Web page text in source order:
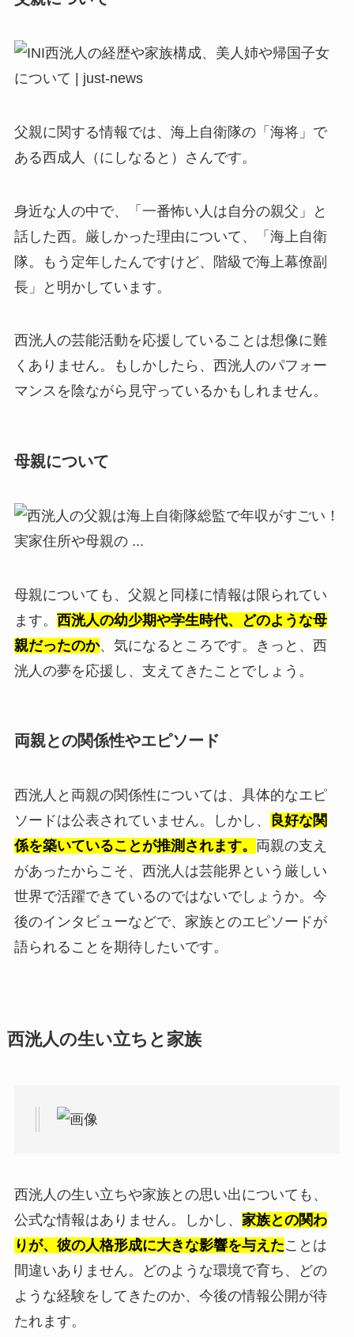
父親に関する情報では、海上自衛隊の「海将」で
ある西成人（にしなると）さんです。
身近な人の中で、「一番怖い人は自分の親父」と
話した西。厳しかった理由について、「海上自衛
隊。もう定年したんですけど、階級で海上幕僚副
長」と明かしています。
西洸人の芸能活動を応援していることは想像に難
くありません。もしかしたら、西洸人のパフォー
マンスを陰ながら見守っているかもしれません。
母親について
母親についても、父親と同様に情報は限られてい
ます。 西洸人の幼少期や学生時代、どのような母
親だったのか、気になるところです。きっと、西
洸人の夢を応援し、支えてきたことでしょう。
両親との関係性やエピソード
西洸人と両親の関係性については、具体的なエピ
ソードは公表されていません。しかし、
良好な関
係を築いていることが推測されます。 両親の支え
があったからこそ、西洸人は芸能界という厳しい
世界で活躍できているのではないでしょうか。今
後のインタビューなどで、家族とのエピソードが
語られることを期待したいです。
西洸人の生い立ちと家族
西洸人の生い立ちや家族との思い出についても、
公式な情報はありません。しかし、 家族との関わ
りが、彼の人格形成に大きな影響を与えたことは
間違いありません。どのような環境で育ち、どの
ような経験をしてきたのか、今後の情報公開が待
たれます。